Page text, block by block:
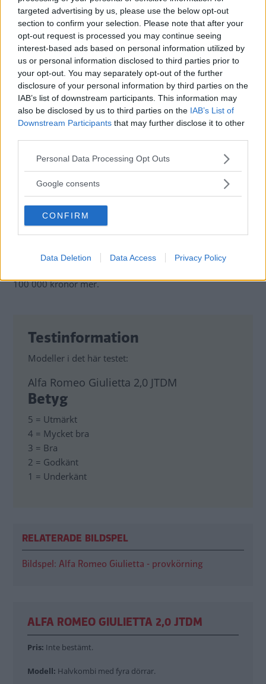
targeted advertising by us, please use the below opt-out
section to confirm your selection. Please note that after your
opt-out request is processed you may continue seeing
interest-based ads based on personal information utilized by
us or personal information disclosed to third parties prior to
your opt-out. You may separately opt-out of the further
disclosure of your personal information by third parties on the
IAB’s list of downstream participants. This information may
also be disclosed by us to third parties on the IAB’s List of
Downstream Participants that may further disclose it to other
Please note that this website/app uses one or more Google
not limited to your visit or usage behaviour. You may click to
use your data for below specified purposes in below Google
consent section.
Personal Data Processing Opt Outs
Google consents
CONFIRM
Data Deletion Data Access Privacy Policy
pålitlig. Gång efter annan tändes varningslampor: det var
fel på krockkuddarna, eller turbon, eller DNA-reglaget...
Varningarna slocknade lyckligtvis så småningom.
Stopp/startfunktionen kom dock aldrig igång. Vi skyller på
att provbilen var ett tidigt exemplar. När Alfa Romeo
Giulietta kommer till Sverige i oktober har produktionen
varit igång länge och eventuella brister förhoppningsvis
fixade.
Vad Giulietta ska kosta är inte bestämt. Tidigare har Alfa
Romeos bilar varit ganska dyra i Sverige, men nu har en
ny importör trätt in på scenen och Fiat Group Automobiles
Sweden är nog försiktig.
Prisnivåerna bestäms antagligen av ärkerivalen
Giulietta, med 120-hästars bensinmotor, kommer att
100 000 kronor mer.
Testinformation
Modeller i det här testet:
Alfa Romeo Giulietta 2,0 JTDM
Betyg
5 = Utmärkt
4 = Mycket bra
3 = Bra
2 = Godkänt
1 = Underkänt
RELATERADE BILDSPEL
Bildspel: Alfa Romeo Giulietta - provkörning
ALFA ROMEO GIULIETTA 2,0 JTDM
Pris: Inte bestämt.
Modell: Halvkombi med fyra dörrar.